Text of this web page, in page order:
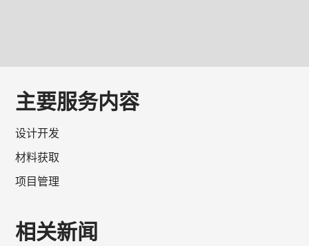
主要服务内容
设计开发
材料获取
项目管理
相关新闻